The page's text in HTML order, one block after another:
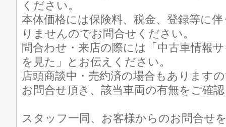
ください。
本体価格には保険料、税金、登録等に
りませんのでお問合せください。
問合わせ・来店の際には「中古車情報
を見た」とお伝えください。
店頭商談中・売約済の場合もあります
お問合せ頂き、該当車両の有無をご確
スタッフ一同、お客様からのお問合せ